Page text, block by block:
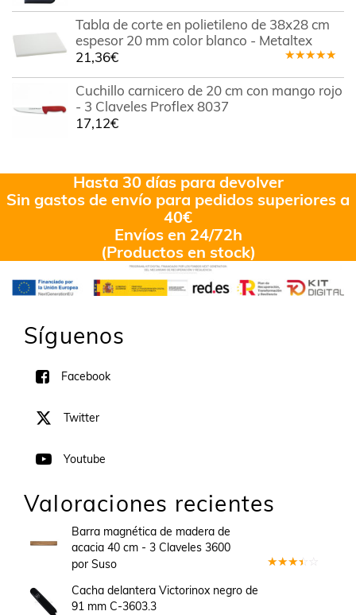
Tabla de corte en polietileno de 38x28 cm
espesor 20 mm color blanco - Metaltex
en5.00de
5
21,36€
Cuchillo carnicero de 20 cm con mango rojo
- 3 Claveles Proflex 8037
17,12€
Hasta 30 días para devolver
Sin gastos de envío para pedidos superiores a
40€
Envíos en 24/72h
(Productos en stock)
Síguenos
Facebook
Twitter
Youtube
Valoraciones recientes
Barra magnética de madera de
acacia 40 cm - 3 Claveles 3600
por Suso
Cacha delantera Victorinox negro de
91 mm C-3603.3